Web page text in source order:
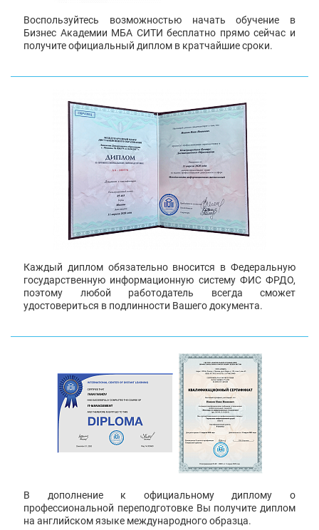
Воспользуйтесь возможностью начать обучение в
Бизнес Академии МБА СИТИ бесплатно прямо сейчас и
получите официальный диплом в кратчайшие сроки.
Каждый диплом обязательно вносится в Федеральную
государственную информационную систему ФИС ФРДО,
поэтому любой работодатель всегда сможет
удостовериться в подлинности Вашего документа.
В дополнение к официальному диплому о
профессиональной переподготовке Вы получите диплом
на английском языке международного образца.